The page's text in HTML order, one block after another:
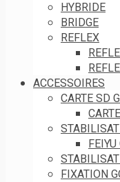
HYBRIDE
BRIDGE
REFLEX
ACCESSOIRES
CARTE SD
FEIYU
FIXATION